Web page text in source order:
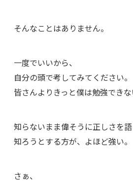
そんなことはありません。
一度でいいから、
自分の頭で考してみてください。
皆さんよりきっと僕は勉強でき
知らないまま偉そうに正しさを語
知ろうとする方が、よほど強い。
さぁ、